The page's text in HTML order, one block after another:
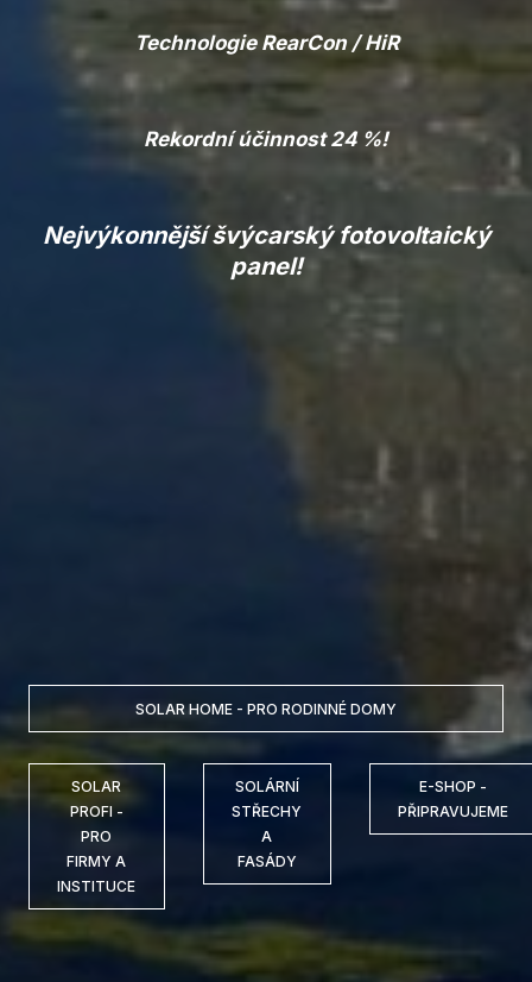
Technologie RearCon / HiR
Rekordní účinnost 24 %!
Nejvýkonnější švýcarský fotovoltaický
panel!
SOLAR HOME - PRO RODINNÉ DOMY
SOLAR
PROFI -
PRO
FIRMY A
INSTITUCE
SOLÁRNÍ
STŘECHY
A
FASÁDY
E-SHOP -
PŘIPRAVUJEME